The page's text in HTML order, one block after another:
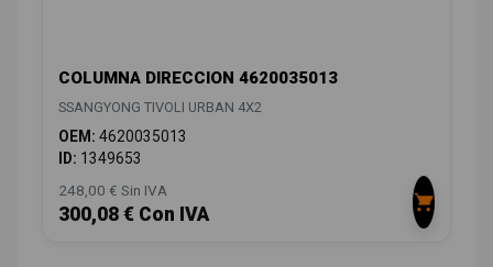
COLUMNA DIRECCION 4620035013
SSANGYONG TIVOLI URBAN 4X2
OEM: 4620035013
ID: 1349653
248,00 € Sin IVA
300,08 € Con IVA